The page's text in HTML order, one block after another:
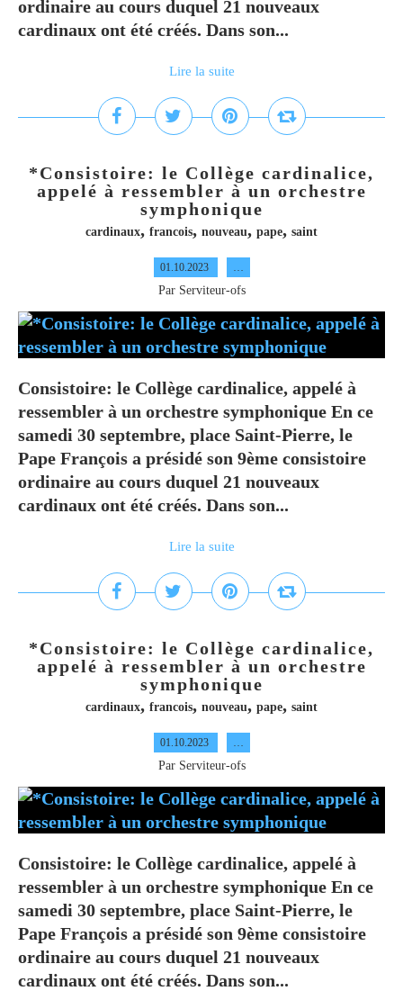
ordinaire au cours duquel 21 nouveaux
cardinaux ont été créés. Dans son...
Lire la suite
*Consistoire: le Collège cardinalice,
appelé à ressembler à un orchestre
symphonique
cardinaux, francois, nouveau, pape, saint
01.10.2023 …
Par Serviteur-ofs
Consistoire: le Collège cardinalice, appelé à
ressembler à un orchestre symphonique En ce
samedi 30 septembre, place Saint-Pierre, le
Pape François a présidé son 9ème consistoire
ordinaire au cours duquel 21 nouveaux
cardinaux ont été créés. Dans son...
Lire la suite
*Consistoire: le Collège cardinalice,
appelé à ressembler à un orchestre
symphonique
cardinaux, francois, nouveau, pape, saint
01.10.2023 …
Par Serviteur-ofs
Consistoire: le Collège cardinalice, appelé à
ressembler à un orchestre symphonique En ce
samedi 30 septembre, place Saint-Pierre, le
Pape François a présidé son 9ème consistoire
ordinaire au cours duquel 21 nouveaux
cardinaux ont été créés. Dans son...